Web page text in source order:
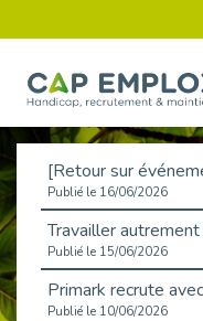
Publié le 16/06/2026
Publié le 15/06/2026
Publié le 10/06/2026